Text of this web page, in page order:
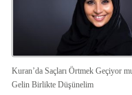
Kuran’da Saçları Örtmek Geçiyor
Gelin Birlikte Düşünelim